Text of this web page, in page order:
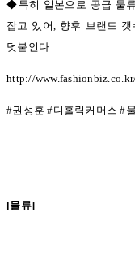
◆특히 일본으로 공급 물
잡고 있어, 향후 브랜드
덧붙인다.
http://
#권성훈#디홀릭커머스#
[물류]